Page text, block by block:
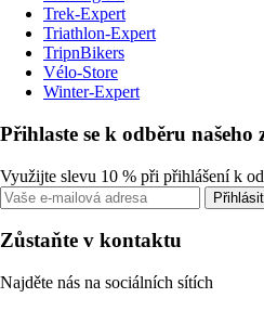
Trek-Expert
Triathlon-Expert
TripnBikers
Vélo-Store
Winter-Expert
Přihlaste se k odběru našeho
Využijte slevu 10 % při přihlášení k
Zůstaňte v kontaktu
Najděte nás na sociálních sítích